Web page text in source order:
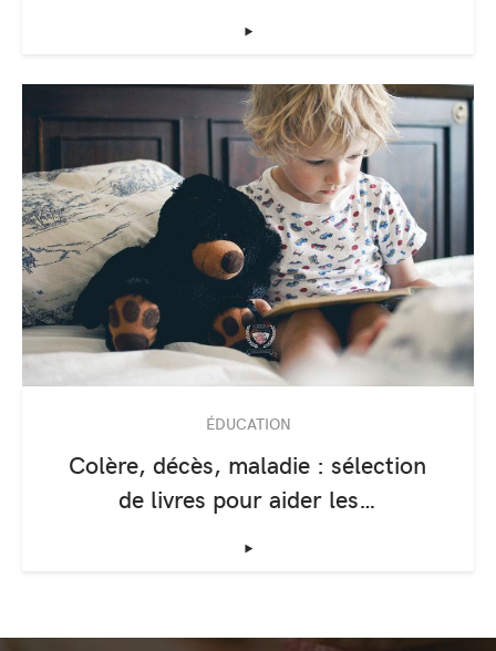
‣
ÉDUCATION
Colère, décès, maladie : sélection
de livres pour aider les…
‣